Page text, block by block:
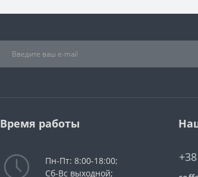
Время работы
Пн-Пт: 8:00-18:00;
Сб-Вс выходной;